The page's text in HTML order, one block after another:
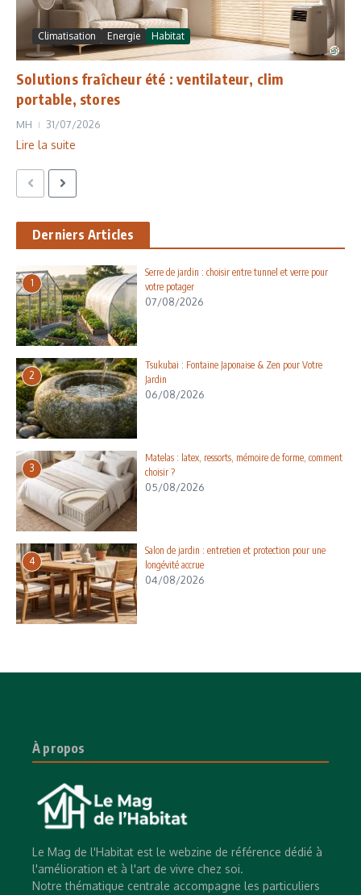
Climatisation Energie Habitat
Solutions fraîcheur été : ventilateur, clim
portable, stores
MH 31/07/2026
Lire la suite
Derniers Articles
1
Serre de jardin : choisir entre tunnel et verre pour
votre potager
07/08/2026
2
Tsukubai : Fontaine Japonaise & Zen pour Votre
Jardin
06/08/2026
3
Matelas : latex, ressorts, mémoire de forme, comment
choisir ?
05/08/2026
4
Salon de jardin : entretien et protection pour une
longévité accrue
04/08/2026
À propos
Le Mag de l'Habitat est le webzine de référence dédié à
l'amélioration et à l'art de vivre chez soi.
Notre thématique centrale accompagne les particuliers